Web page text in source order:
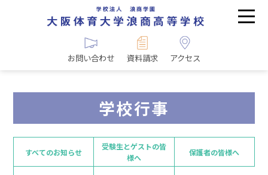
お問い合わせ 資料請求 アクセス
学校行事
すべてのお知らせ
受験生とゲストの皆
様へ
保護者の皆様へ